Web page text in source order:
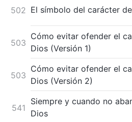
502 El símbolo del carácter
503
Cómo evitar ofender el
Dios (Versión 1)
503
Cómo evitar ofender el
Dios (Versión 2)
541
Siempre y cuando no
Dios